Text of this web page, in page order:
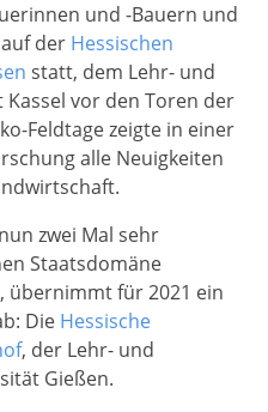
und -Bauern und
der Hessischen
statt, dem Lehr- und
vor den Toren der
Feldtage zeigte in einer
alle Neuigkeiten
zwei Mal sehr
Staatsdomäne
übernimmt für 2021 ein
Die Hessische
, der Lehr- und
Gießen.